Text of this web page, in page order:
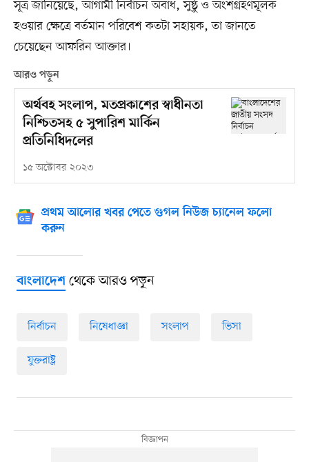
সূত্র জানিয়েছে, আগামী নির্বাচন অবাধ, সুষ্ঠু ও অংশগ্রহণমূলক
হওয়ার ক্ষেত্রে বর্তমান পরিবেশ কতটা সহায়ক, তা জানতে
চেয়েছেন আফরিন আক্তার।
আরও পড়ুন
অর্থবহ সংলাপ, মতপ্রকাশের স্বাধীনতা
নিশ্চিতসহ ৫ সুপারিশ মার্কিন
প্রতিনিধিদলের
১৫ অক্টোবর ২০২৩
প্রথম আলোর খবর পেতে গুগল নিউজ চ্যানেল ফলো
করুন
বাংলাদেশথেকে আরও পড়ুন
নির্বাচন নিষেধাজ্ঞা সংলাপ ভিসা
যুক্তরাষ্ট্র